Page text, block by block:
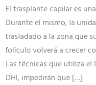
El trasplante capilar es
Durante el mismo, la
trasladado a la zona que
folículo volverá a crecer
Las técnicas que utiliza el
DHI, impedirán que […]